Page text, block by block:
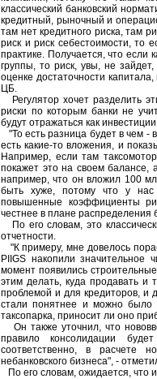
классический банковский
кредитный, рыночный и
там нет кредитного риска, там
риск и риск себестоимости, то
практике. Получается, что если
группы, то риск, увы, не
оценке достаточности
ЦБ.
Регулятор хочет разделить
риски по которым банки не
будут отражаться как
"То есть разница будет в чем -
есть какие-то вложения, и
Например, если там
покажет это на своем балансе,
например, что он вложил 100
быть хуже, потому что у
повышенные коэффициенты
честнее в плане распределения
По его словам, это
отчетности.
"К примеру, мне довелось
PIIGS накопили значительное
момент появились
этим делать, куда продавать и
проблемой и для кредиторов, и
стали понятнее и можно было
таксопарка, приносит ли оно
Он также уточнил, что
правило консолидации
соответственно, в расчете
небанковского бизнеса", -
По его словам, ожидается, что